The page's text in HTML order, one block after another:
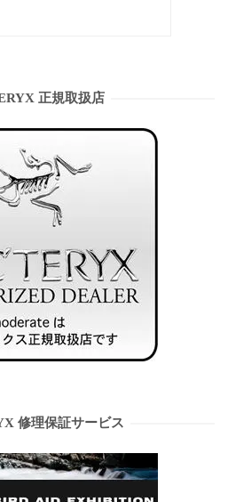
正規取扱店
修理保証サービス